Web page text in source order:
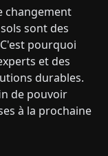
changement
sont des
pourquoi
et des
durables.
de pouvoir
à la prochaine